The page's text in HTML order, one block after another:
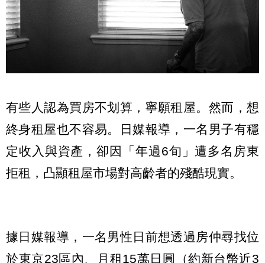
有些人認為買房不划算，寧願租屋。然而，想
終身租屋也不容易。日媒報導，一名男子有穩
定收入與資產，卻因「年過6旬」遭多名房東
拒租，凸顯租屋市場對高齡者的殘酷現實。
據日媒報導，一名男性日前想透過房仲尋找位
於東京23區內、月租15萬日圓（約新台幣近3